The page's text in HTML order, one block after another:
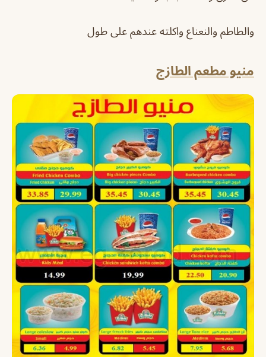
والطاطم والنعناع واكلته عندهم على طول
منيو مطعم الطازج